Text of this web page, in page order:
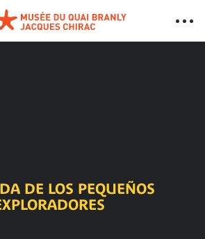
DE LOS PEQUEÑOS